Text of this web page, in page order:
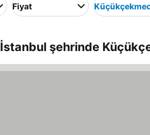
Fiyat
İstanbul şehrinde